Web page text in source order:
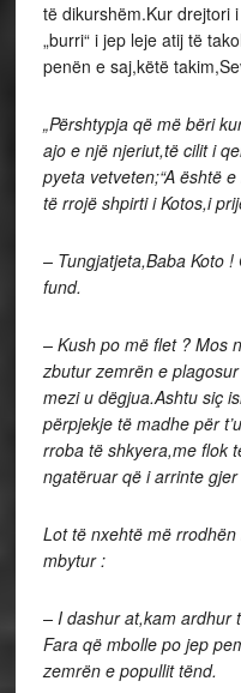
të dikurshëm.Kur drejtori
„burri“ i jep leje atij të
penën e saj,këtë
„Përshtypja që më bëri
ajo e një njeriut,të cilit i
pyeta vetveten;“A është
të rrojë shpirti i Kotos,i
– Tungjatjeta,Baba Koto
fund.
– Kush po më flet ? Mos
zbutur zemrën e
mezi u dëgjua.Ashtu siç
përpjekje të madhe për
rroba të shkyera,me flok
ngatëruar që i arrinte gjer
Lot të nxehtë më
mbytur :
– I dashur at,kam ardhur
Fara që mbolle po jep
zemrën e popullit tënd.